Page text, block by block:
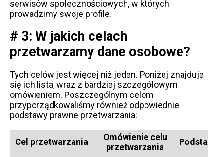
serwisów społecznościowych, w których
prowadzimy swoje profile.
# 3: W jakich celach
przetwarzamy dane osobowe?
Tych celów jest więcej niż jeden. Poniżej znajduje
się ich lista, wraz z bardziej szczegółowym
omówieniem. Poszczególnym celom
przyporządkowaliśmy również odpowiednie
podstawy prawne przetwarzania:
Cel przetwarzania
Omówienie celu
przetwarzania